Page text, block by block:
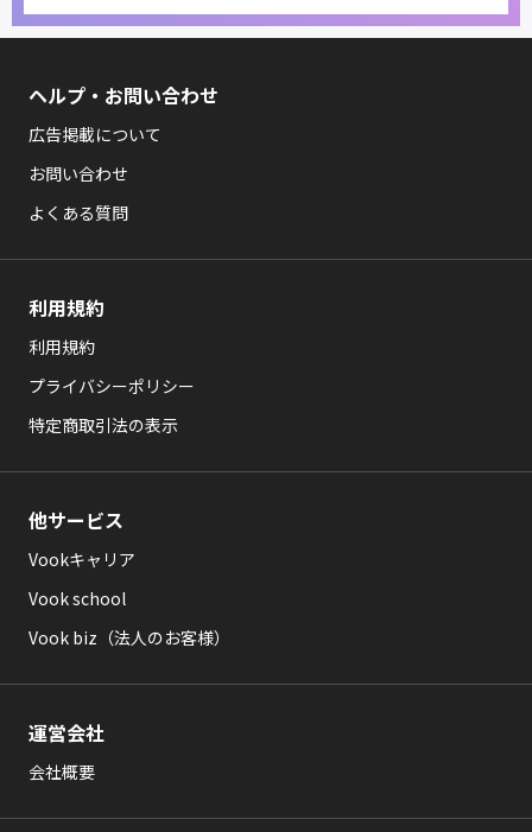
ヘルプ・お問い合わせ
広告掲載について
お問い合わせ
よくある質問
利用規約
利用規約
プライバシーポリシー
特定商取引法の表示
他サービス
Vookキャリア
Vook school
Vook biz（法人のお客様）
運営会社
会社概要